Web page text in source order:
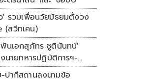
' รวมเพื่อนวัยมัธยมตั้งวง
(สวีทเคน)
'พันเอกสุภัทร ชูตินันทน์'
นายทหารปฏิบัติการฯ-
ศ 'พลตรี'
-ปากีสถานลงนามข้อ